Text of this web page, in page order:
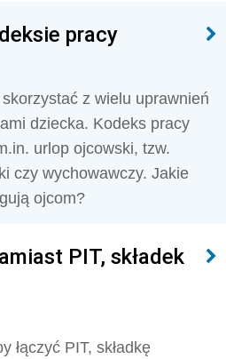
pracy
z wielu uprawnień
dziecka. Kodeks pracy
urlop ojcowski, tzw.
czy wychowawczy. Jakie
ojcom?
PIT, składek
łączyć PIT, składkę